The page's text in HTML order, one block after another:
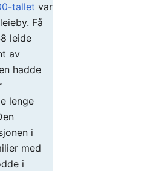
tallet var
Få
leide
av
hadde
lenge
i
med
i